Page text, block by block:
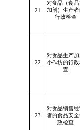
21
对食品（食品
加剂）生产者
行政检查
22
对食品生产加
小作坊的行政
查
23
对食品销售经
者的食品安全
政检查